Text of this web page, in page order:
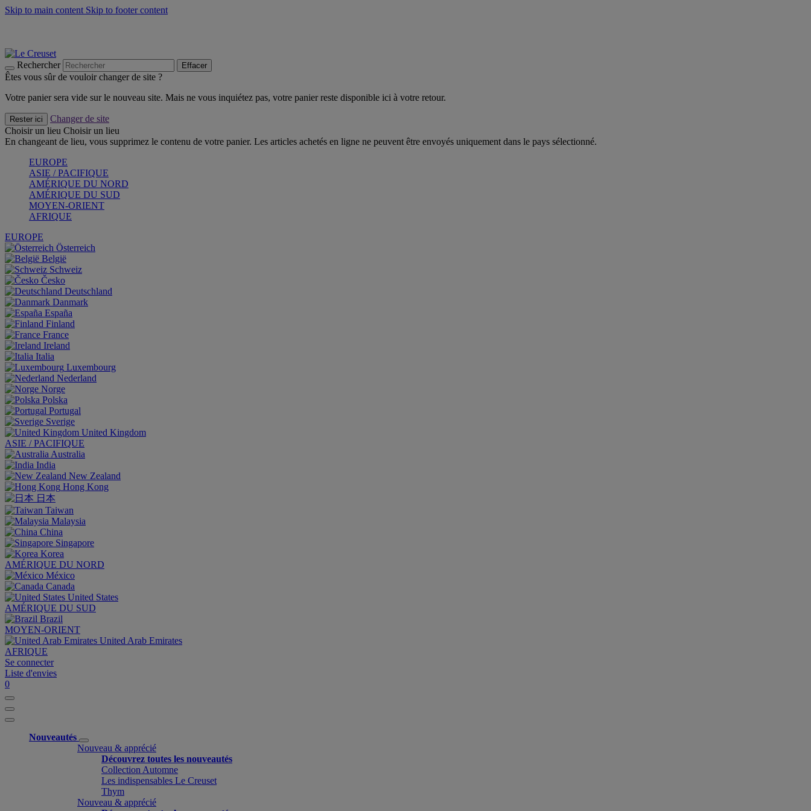
Skip to main content Skip to footer content
Rechercher Effacer
Êtes vous sûr de vouloir changer de site ?
Votre panier sera vide sur le nouveau site. Mais ne vous inquiétez pas, votre panier reste disponible ici à votre retour.
Rester ici
Changer de site
Choisir un lieu Choisir un lieu
En changeant de lieu, vous supprimez le contenu de votre panier. Les articles achetés en ligne ne peuvent être envoyés uniquement dans le pays sélectionné.
EUROPE
ASIE / PACIFIQUE
AMÉRIQUE DU NORD
AMÉRIQUE DU SUD
MOYEN-ORIENT
AFRIQUE
EUROPE
Österreich
België
Schweiz
Česko
Deutschland
Danmark
España
Finland
France
Ireland
Italia
Luxembourg
Nederland
Norge
Polska
Portugal
Sverige
United Kingdom
ASIE / PACIFIQUE
Australia
India
New Zealand
Hong Kong
日本
Taiwan
Malaysia
China
Singapore
Korea
AMÉRIQUE DU NORD
México
Canada
United States
AMÉRIQUE DU SUD
Brazil
MOYEN-ORIENT
United Arab Emirates
AFRIQUE
Se connecter
Liste d'envies
0
Nouveautés
Nouveau & apprécié
Découvrez toutes les nouveautés
Collection Automne
Les indispensables Le Creuset
Thym
Nouveau & apprécié